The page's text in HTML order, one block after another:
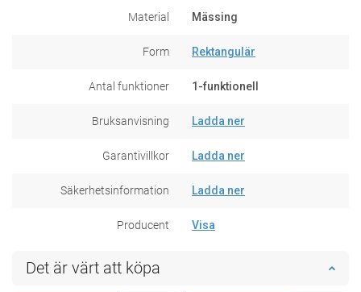
Material Mässing
Form Rektangulär
Antal funktioner 1-funktionell
Bruksanvisning Ladda ner
Garantivillkor Ladda ner
Säkerhetsinformation Ladda ner
Producent Visa
Det är värt att köpa